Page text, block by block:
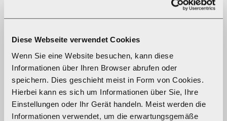
Diese Webseite verwendet Cookies
Wenn Sie eine Website besuchen, kann diese
Informationen über Ihren Browser abrufen oder
speichern. Dies geschieht meist in Form von Cookies.
Hierbei kann es sich um Informationen über Sie, Ihre
Einstellungen oder Ihr Gerät handeln. Meist werden die
Informationen verwendet, um die erwartungsgemäße
Vision & Strategie
Geschichte
Verwaltungsrat
Geschäftsleitung
Sponsoring
Sponsoringantrag
Corporate Governance